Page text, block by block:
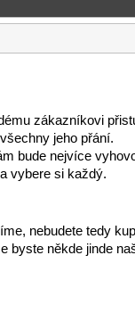
zákazníkovi
jeho přání.
bude nejvíce
vybere si každý.
nebudete tedy
byste někde jinde